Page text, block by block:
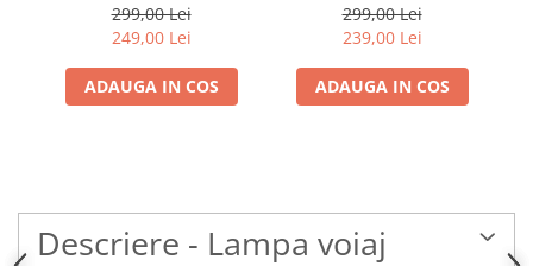
299,00 Lei
249,00 Lei
ADAUGA IN COS
299,00 Lei
239,00 Lei
ADAUGA IN COS
Descriere - Lampa voiaj